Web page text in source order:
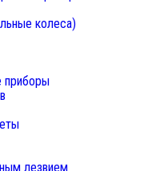
колеса)
приборы
лезвием